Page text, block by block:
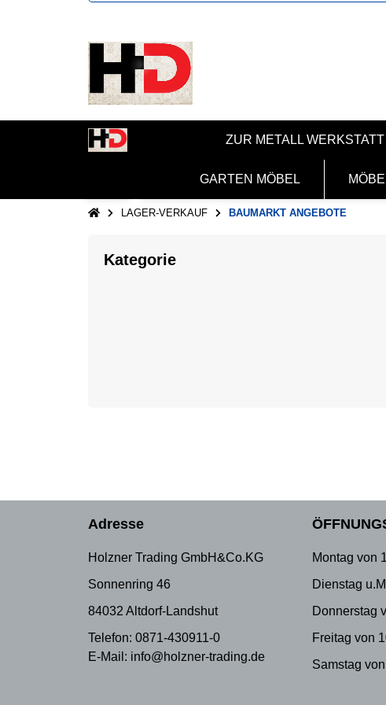
ZUR METALL WERKSTATT
GARTEN MÖBEL
LAGER-VERKAUF BAUMARKT ANGEBOTE
Kategorie
Adresse
Holzner Trading GmbH&Co.KG
Sonnenring 46
84032 Altdorf-Landshut
Telefon: 0871-430911-0
E-Mail: info@holzner-trading.de
Montag von
Dienstag
Donnerstag
Freitag von
Samstag